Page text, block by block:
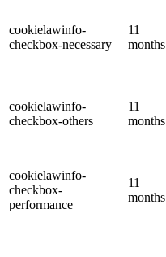
cookielawinfo-
checkbox-necessary
11
months
cookielawinfo-
checkbox-others
11
months
cookielawinfo-
checkbox-
performance
11
months